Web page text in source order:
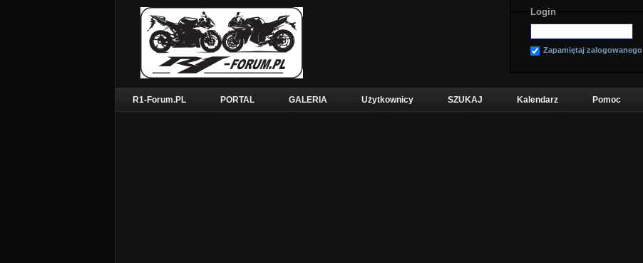
Login
Zapamiętaj zalogowanego
R1-Forum.PL PORTAL GALERIA Użytkownicy SZUKAJ Kalendarz Pomoc